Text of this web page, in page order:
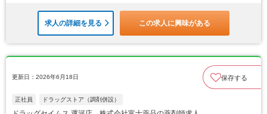
求人の詳細を見る この求人に興味がある
更新日：2026年6月18日 保存する
正社員 ドラッグストア（調剤併設）